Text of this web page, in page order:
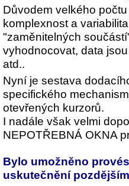
Důvodem velkého
komplexnost a
"zaměnitelných
vyhodnocovat, data
atd..
Nyní je sestava
specifického
otevřených kurzorů.
I nadále však velmi
NEPOTŘEBNÁ OKNA
Bylo umožněno
uskutečnění